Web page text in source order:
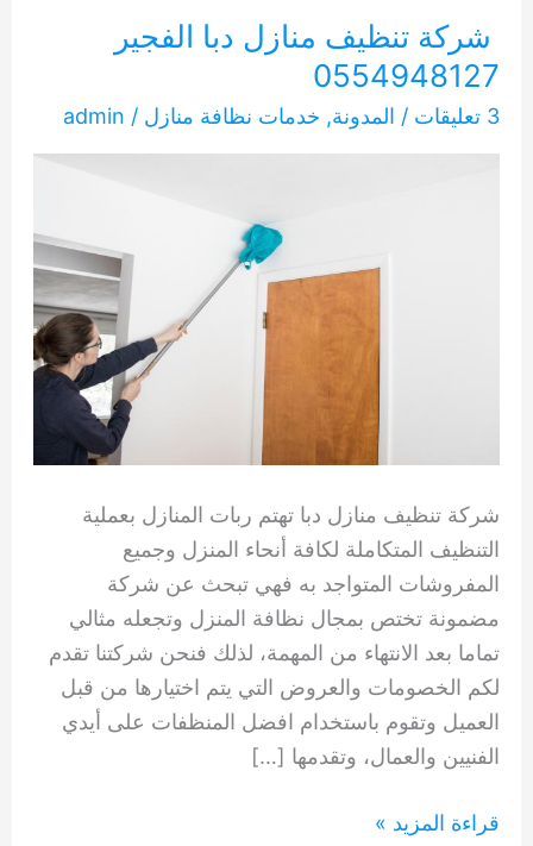
شركة تنظيف منازل دبا الفجير
0554948127
3 تعليقات / المدونة, خدمات نظافة منازل /
admin
شركة تنظيف منازل دبا تهتم ربات المنازل بعملية
التنظيف المتكاملة لكافة أنحاء المنزل وجميع
المفروشات المتواجد به فهي تبحث عن شركة
مضمونة تختص بمجال نظافة المنزل وتجعله مثالي
تماما بعد الانتهاء من المهمة، لذلك فنحن شركتنا تقدم
لكم الخصومات والعروض التي يتم اختيارها من قبل
العميل وتقوم باستخدام افضل المنظفات على أيدي
الفنيين والعمال، وتقدمها […]
شركة
قراءة المزيد »